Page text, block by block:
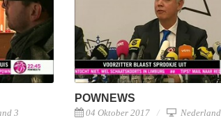
3
POWNEWS
04 Oktober 2017